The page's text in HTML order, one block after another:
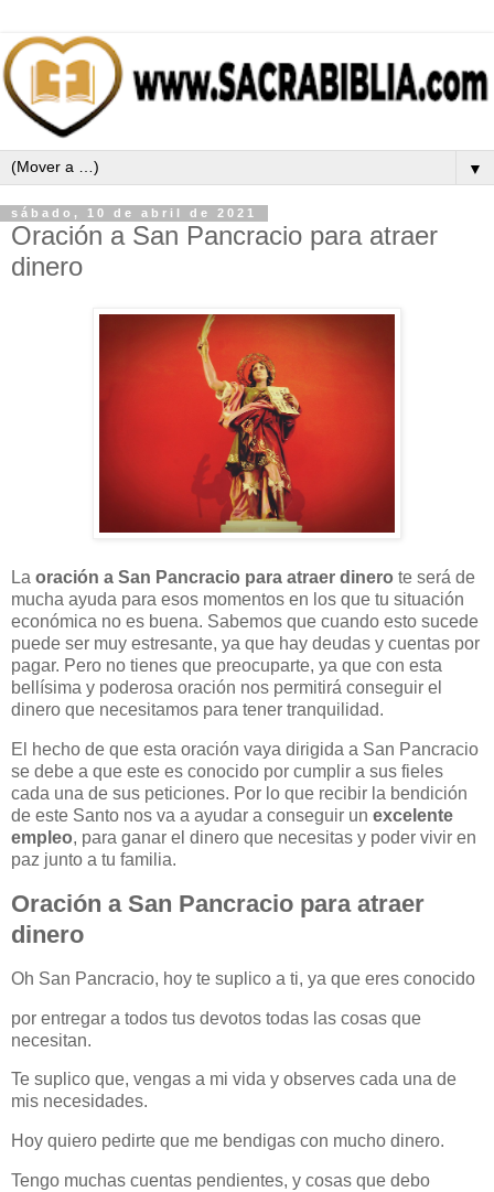
▼
sábado, 10 de abril de 2021
Oración a San Pancracio para atraer
dinero
La oración a San Pancracio para atraer dinero te será de
mucha ayuda para esos momentos en los que tu situación
económica no es buena. Sabemos que cuando esto sucede
puede ser muy estresante, ya que hay deudas y cuentas por
pagar. Pero no tienes que preocuparte, ya que con esta
bellísima y poderosa oración nos permitirá conseguir el
dinero que necesitamos para tener tranquilidad.
El hecho de que esta oración vaya dirigida a San Pancracio
se debe a que este es conocido por cumplir a sus fieles
cada una de sus peticiones. Por lo que recibir la bendición
de este Santo nos va a ayudar a conseguir un excelente
empleo, para ganar el dinero que necesitas y poder vivir en
paz junto a tu familia.
Oración a San Pancracio para atraer
dinero
Oh San Pancracio, hoy te suplico a ti, ya que eres conocido
por entregar a todos tus devotos todas las cosas que
necesitan.
Te suplico que, vengas a mi vida y observes cada una de
mis necesidades.
Hoy quiero pedirte que me bendigas con mucho dinero.
Tengo muchas cuentas pendientes, y cosas que debo